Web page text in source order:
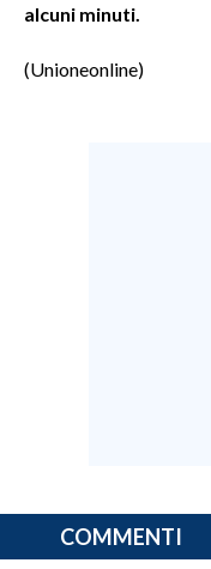
alcuni minuti.
(Unioneonline)
COMMENTI